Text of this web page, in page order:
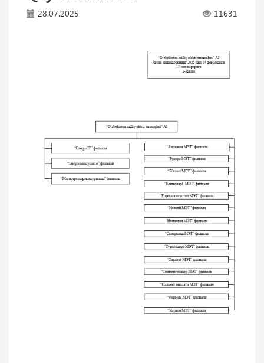
28.07.2025 11631